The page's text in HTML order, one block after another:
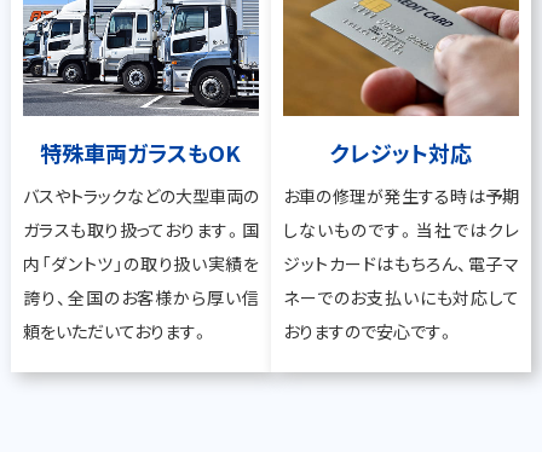
特殊車両ガラスもOK
バスやトラックなどの大型車両の
ガラスも取り扱っております。国
内「ダントツ」の取り扱い実績を
誇り、全国のお客様から厚い信
頼をいただいております。
クレジット対応
お車の修理が発生する時は予期
しないものです。当社ではクレ
ジットカードはもちろん、電子マ
ネーでのお支払いにも対応して
おりますので安心です。